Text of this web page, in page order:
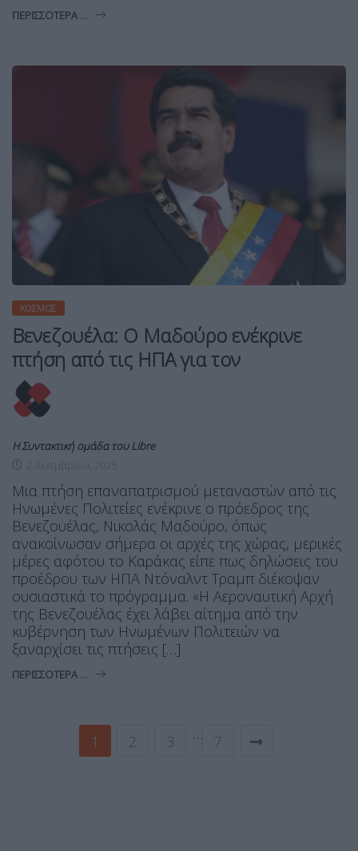
ΠΕΡΙΣΣΌΤΕΡΑ ...
ΚΌΣΜΟΣ
Βενεζουέλα: Ο Μαδούρο ενέκρινε
πτήση από τις ΗΠΑ για τον
Η Συντακτική ομάδα του Libre
Μια πτήση επαναπατρισμού μεταναστών από τις
Ηνωμένες Πολιτείες ενέκρινε ο πρόεδρος της
Βενεζουέλας, Νικολάς Μαδούρο, όπως
ανακοίνωσαν σήμερα οι αρχές της χώρας, μερικές
μέρες αφότου το Καράκας είπε πως δηλώσεις του
προέδρου των ΗΠΑ Ντόναλντ Τραμπ διέκοψαν
ουσιαστικά το πρόγραμμα. «Η Αεροναυτική Αρχή
της Βενεζουέλας έχει λάβει αίτημα από την
κυβέρνηση των Ηνωμένων Πολιτειών να
ξαναρχίσει τις πτήσεις […]
ΠΕΡΙΣΣΌΤΕΡΑ ...
1 2 3 … 7